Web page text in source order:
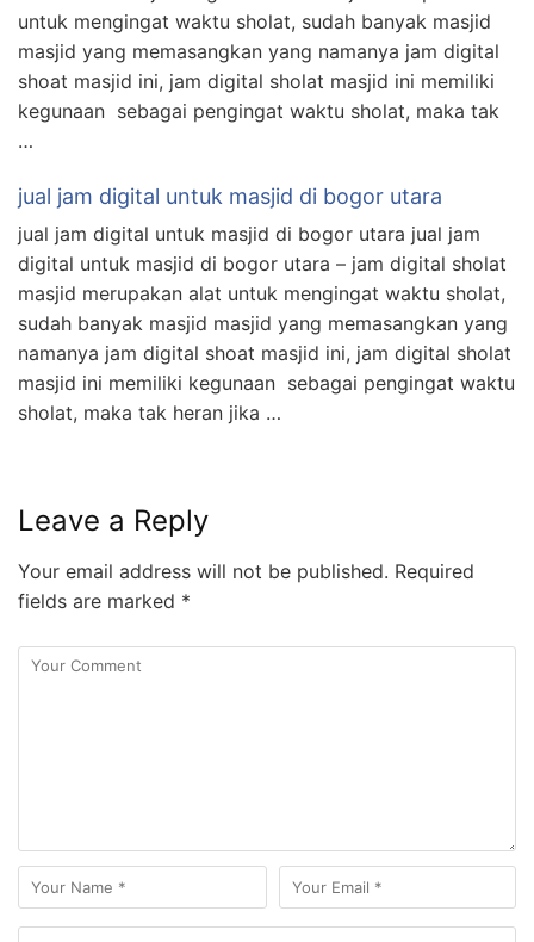
untuk mengingat waktu sholat, sudah banyak masjid
masjid yang memasangkan yang namanya jam digital
shoat masjid ini, jam digital sholat masjid ini memiliki
kegunaan sebagai pengingat waktu sholat, maka tak
…
jual jam digital untuk masjid di bogor utara
jual jam digital untuk masjid di bogor utara jual jam
digital untuk masjid di bogor utara – jam digital sholat
masjid merupakan alat untuk mengingat waktu sholat,
sudah banyak masjid masjid yang memasangkan yang
namanya jam digital shoat masjid ini, jam digital sholat
masjid ini memiliki kegunaan sebagai pengingat waktu
sholat, maka tak heran jika …
Leave a Reply
Your email address will not be published. Required
fields are marked *